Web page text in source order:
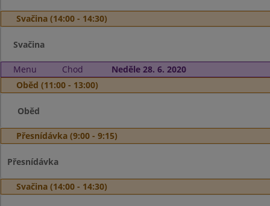
Svačina (14:00 - 14:30)
Svačina
Menu Chod
Neděle 28. 6. 2020
Oběd (11:00 - 13:00)
Oběd
Přesnídávka (9:00 - 9:15)
Přesnídávka
Svačina (14:00 - 14:30)